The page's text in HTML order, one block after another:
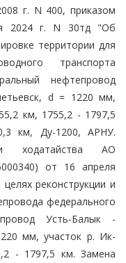
г. N 400, приказом
2024 г. N 30тд "Об
территории для
транспорта
нефтепровод
d = 1220 мм,
км, 1755,2 - 1797,5
км, Ду-1200, АРНУ.
ходатайства АО
от 16 апреля
реконструкции и
федерального
Усть-Балык -
мм, участок р. Ик-
- 1797,5 км. Замена